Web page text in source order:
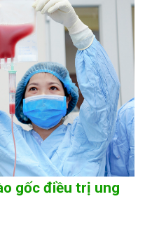
gốc điều trị ung